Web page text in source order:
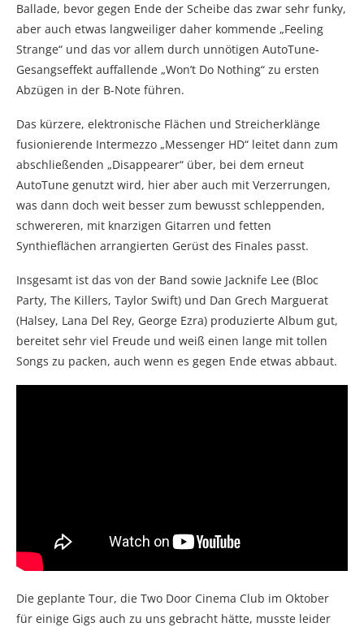
Ballade, bevor gegen Ende der Scheibe das zwar sehr funky,
aber auch etwas langweiliger daher kommende „Feeling
Strange“ und das vor allem durch unnötigen AutoTune-
Gesangseffekt auffallende „Won’t Do Nothing“ zu ersten
Abzügen in der B-Note führen.
Das kürzere, elektronische Flächen und Streicherklänge
fusionierende Intermezzo „Messenger HD“ leitet dann zum
abschließenden „Disappearer“ über, bei dem erneut
AutoTune genutzt wird, hier aber auch mit Verzerrungen,
was dann doch weit besser zum bewusst schleppenden,
schwereren, mit knarzigen Gitarren und fetten
Synthieflächen arrangierten Gerüst des Finales passt.
Insgesamt ist das von der Band sowie Jacknife Lee (Bloc
Party, The Killers, Taylor Swift) und Dan Grech Marguerat
(Halsey, Lana Del Rey, George Ezra) produzierte Album gut,
bereitet sehr viel Freude und weiß einen lange mit tollen
Songs zu packen, auch wenn es gegen Ende etwas abbaut.
Die geplante Tour, die Two Door Cinema Club im Oktober
für einige Gigs auch zu uns gebracht hätte, musste leider